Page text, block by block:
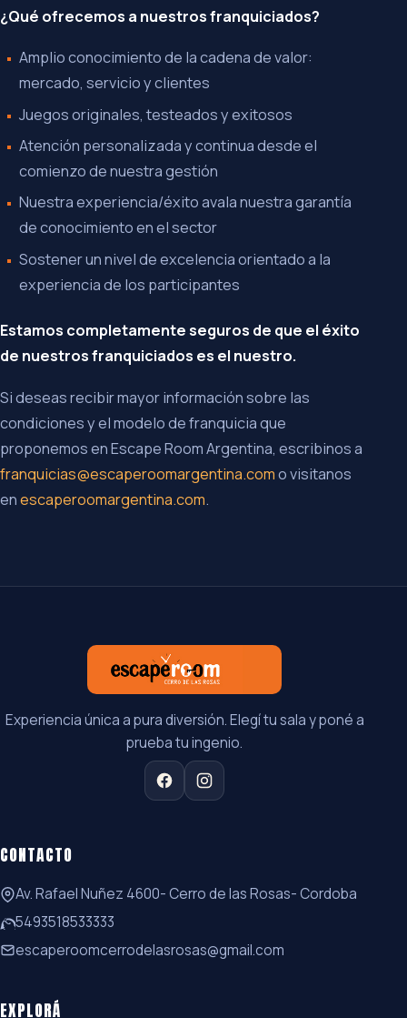
¿Qué ofrecemos a nuestros franquiciados?
Amplio conocimiento de la cadena de valor:
mercado, servicio y clientes
Juegos originales, testeados y exitosos
Atención personalizada y continua desde el
comienzo de nuestra gestión
Nuestra experiencia/éxito avala nuestra garantía
de conocimiento en el sector
Sostener un nivel de excelencia orientado a la
experiencia de los participantes
Estamos completamente seguros de que el éxito
de nuestros franquiciados es el nuestro.
Si deseas recibir mayor información sobre las
condiciones y el modelo de franquicia que
proponemos en Escape Room Argentina, escribinos a
franquicias@escaperoomargentina.como visitanos
enescaperoomargentina.com.
Experiencia única a pura diversión. Elegí tu sala y poné a
prueba tu ingenio.
CONTACTO
Av. Rafael Nuñez 4600- Cerro de las Rosas- Cordoba
5493518533333
escaperoomcerrodelasrosas@gmail.com
EXPLORÁ